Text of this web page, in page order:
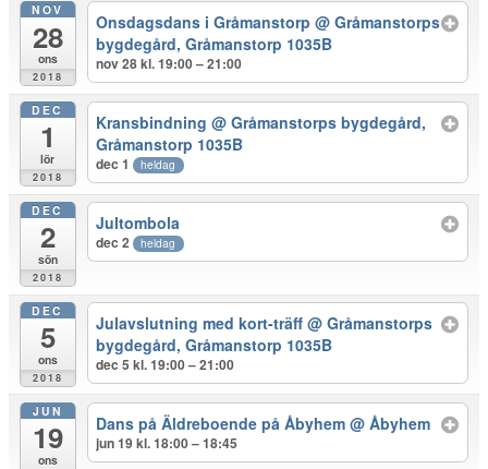
NOV
28
ons
2018
Onsdagsdans i Gråmanstorp@ Gråmanstorps
bygdegård, Gråmanstorp 1035B
nov 28 kl. 19:00 – 21:00
DEC
1
lör
2018
Kransbindning@ Gråmanstorps bygdegård,
Gråmanstorp 1035B
dec 1 heldag
DEC
2
sön
2018
Jultombola
dec 2 heldag
DEC
5
ons
2018
Julavslutning med kort-träff@ Gråmanstorps
bygdegård, Gråmanstorp 1035B
dec 5 kl. 19:00 – 21:00
JUN
19
ons
Dans på Äldreboende på Åbyhem@ Åbyhem
jun 19 kl. 18:00 – 18:45